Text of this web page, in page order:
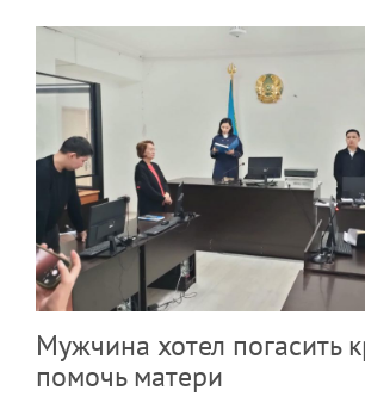
Мужчина хотел погасить
помочь матери